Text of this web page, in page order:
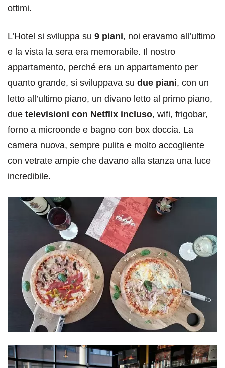
ottimi.
L’Hotel si sviluppa su 9 piani, noi eravamo all’ultimo
e la vista la sera era memorabile. Il nostro
appartamento, perché era un appartamento per
quanto grande, si sviluppava su due piani, con un
letto all’ultimo piano, un divano letto al primo piano,
due televisioni con Netflix incluso, wifi, frigobar,
forno a microonde e bagno con box doccia. La
camera nuova, sempre pulita e molto accogliente
con vetrate ampie che davano alla stanza una luce
incredibile.